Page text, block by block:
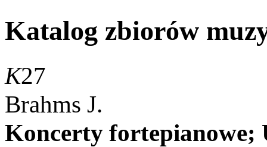
Katalog zbiorów
K27
Brahms J.
Koncerty fortepianowe;